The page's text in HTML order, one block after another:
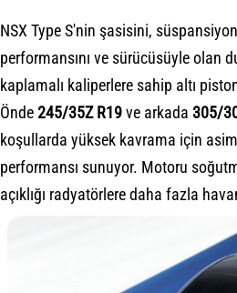
NSX Type S'nin şasisini,
performansını ve sürücüsüyle olan
kaplamalı kaliperlere sahip altı
Önde245/35Z R19ve arkada 305/
koşullarda yüksek kavrama için
performansı sunuyor. Motoru
açıklığı radyatörlere daha fazla